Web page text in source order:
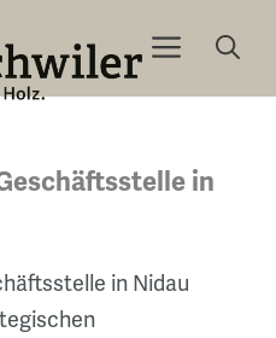
Menu
in
in Nidau